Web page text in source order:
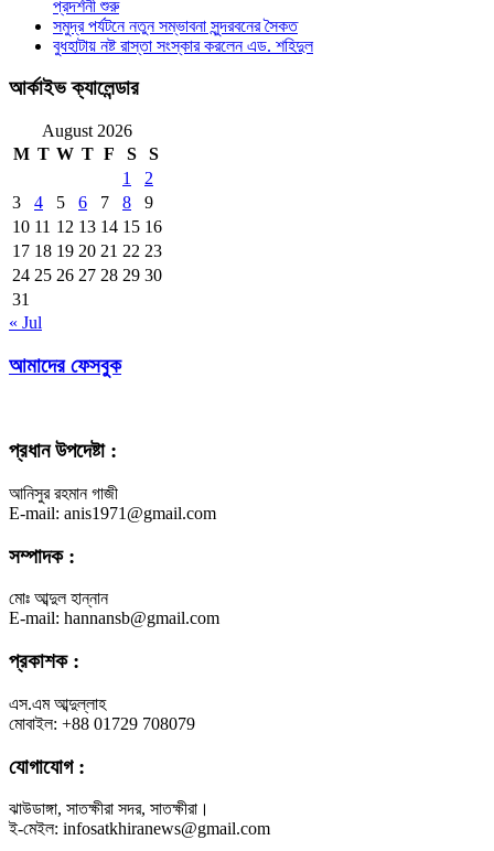
প্রদর্শনী শুরু
সমুদ্র পর্যটনে নতুন সম্ভাবনা সুন্দরবনের সৈকত
বুধহাটায় নষ্ট রাস্তা সংস্কার করলেন এড. শহিদুল
আর্কাইভ ক্যালেন্ডার
August 2026
M T W T F S
S
1
2
3
4 5 6 7 8
9
10 11 12 13 14 15 16
17 18 19 20 21 22 23
24 25 26 27 28 29 30
31
« Jul
আমাদের ফেসবুক
প্রধান উপদেষ্টা :
আনিসুর রহমান গাজী
E-mail: anis1971@gmail.com
সম্পাদক :
মোঃ আব্দুল হান্নান
E-mail: hannansb@gmail.com
প্রকাশক :
এস.এম আব্দুল্লাহ
মোবাইল: +88 01729 708079
যোগাযোগ :
ঝাউডাঙ্গা, সাতক্ষীরা সদর, সাতক্ষীরা।
ই-মেইল: infosatkhiranews@gmail.com